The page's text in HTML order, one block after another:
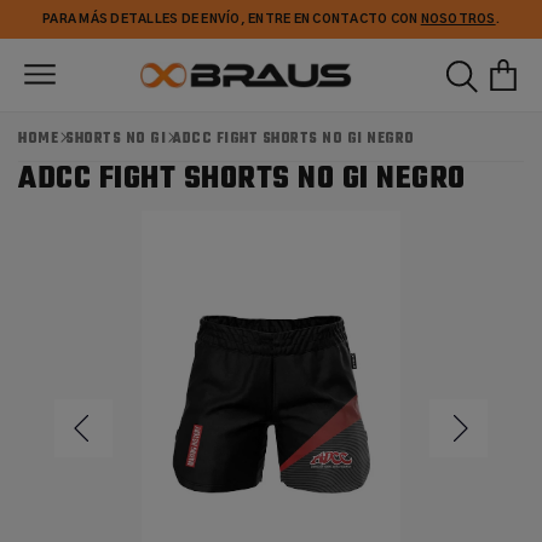
directamente
PARA MÁS DETALLES DE ENVÍO, ENTRE EN CONTACTO CON NOSOTROS .
HOME SHORTS NO GI ADCC FIGHT SHORTS NO GI NEGRO
ADCC FIGHT SHORTS NO GI NEGRO